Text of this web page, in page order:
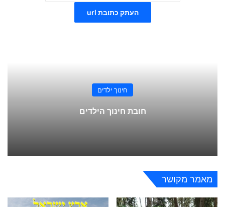
העתק כתובת url
חינוך ילדים
חובת חינוך הילדים
מאמר מקושר